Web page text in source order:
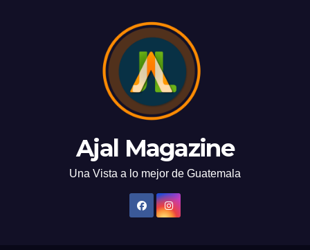
Ajal Magazine
Una Vista a lo mejor de Guatemala